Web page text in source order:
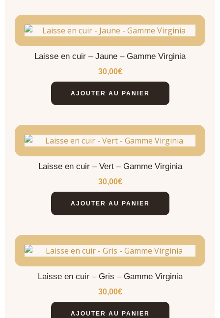
Laisse en cuir – Jaune – Gamme Virginia
30,00€
AJOUTER AU PANIER
Laisse en cuir – Vert – Gamme Virginia
30,00€
AJOUTER AU PANIER
Laisse en cuir – Gris – Gamme Virginia
30,00€
AJOUTER AU PANIER